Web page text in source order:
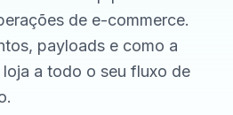
de e-commerce.
payloads e como a
a todo o seu fluxo de